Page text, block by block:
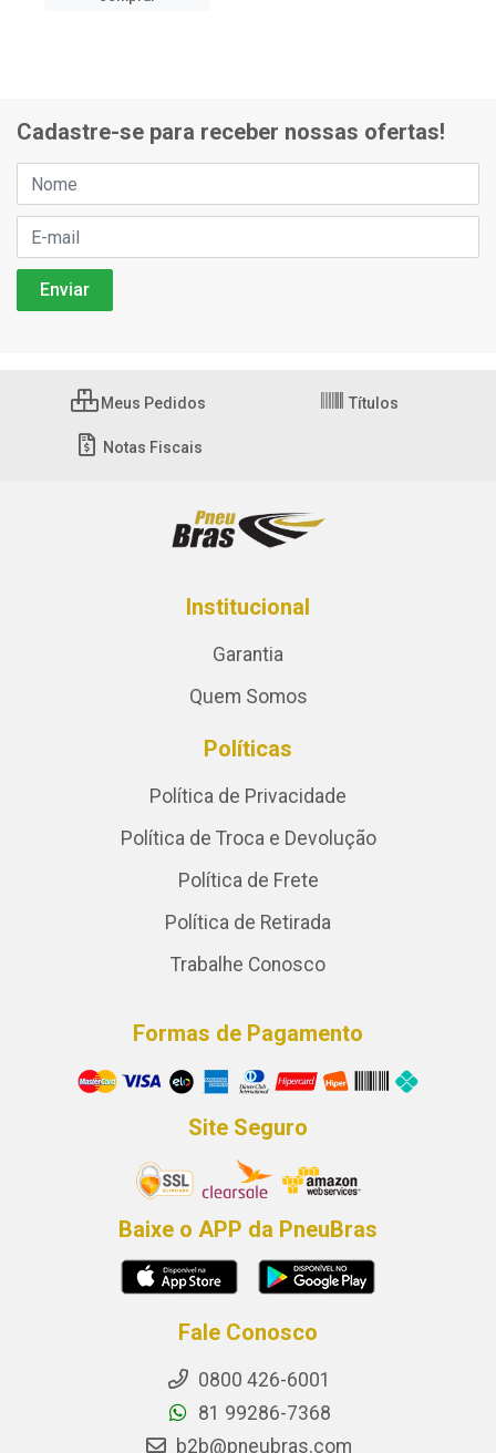
Cadastre-se para receber nossas ofertas!
Meus Pedidos Títulos
Notas Fiscais
Institucional
Garantia
Quem Somos
Políticas
Política de Privacidade
Política de Troca e Devolução
Política de Frete
Política de Retirada
Trabalhe Conosco
Formas de Pagamento
Site Seguro
Baixe o APP da PneuBras
Fale Conosco
0800 426-6001
81 99286-7368
b2b@pneubras.com